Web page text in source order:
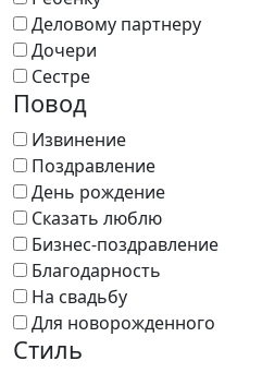
Деловому партнеру
Дочери
Сестре
Повод
Извинение
Поздравление
День рождение
Сказать люблю
Бизнес-поздравление
Благодарность
На свадьбу
Для новорожденного
Стиль